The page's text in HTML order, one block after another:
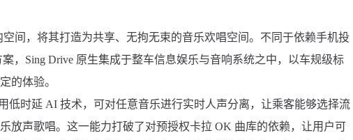
空间，将其打造为共享、无拘无束的音乐欢唱空间。不同于依赖手机投
，Sing Drive 原生集成于整车信息娱乐与音响系统之中，以车规级标
的体验。
低时延 AI 技术，可对任意音乐进行实时人声分离，让乘客能够选择流
放声歌唱。这一能力打破了对预授权卡拉 OK 曲库的依赖，让用户可